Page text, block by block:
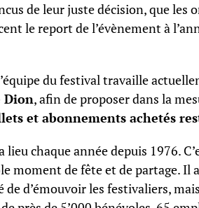
de leur juste décision, que les
le report de l’évènement à
du festival travaille
Dion, afin de proposer dans la
et abonnements achetés
lieu chaque année depuis 1976.
moment de fête et de partage. Il
de d’émouvoir les festivaliers,